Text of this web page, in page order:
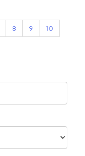
8 9
10